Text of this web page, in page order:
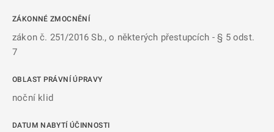
ZÁKONNÉ ZMOCNĚNÍ
zákon č. 251/2016 Sb., o některých přestupcích - § 5 odst.
7
OBLAST PRÁVNÍ ÚPRAVY
noční klid
DATUM NABYTÍ ÚČINNOSTI